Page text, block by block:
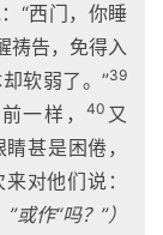
“西门，你睡
祷告，免得入
软弱了。”39
一样，40 又
甚是困倦，
对他们说：
”或作“吗？”）